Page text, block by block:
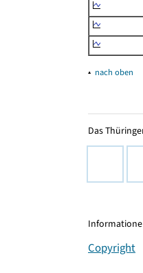
▴ nach oben
Das
Copyright